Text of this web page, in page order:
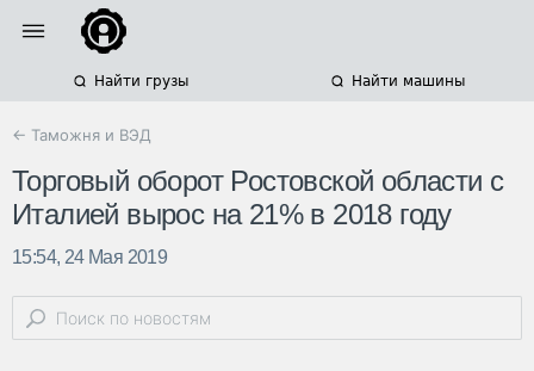
Найти грузы Найти машины
← Таможня и ВЭД
Торговый оборот Ростовской области с
Италией вырос на 21% в 2018 году
15:54, 24 Мая 2019